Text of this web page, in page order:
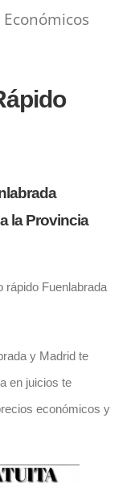
la Provincia
rápido Fuenlabrada
y Madrid te
en juicios te
económicos y